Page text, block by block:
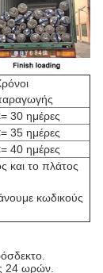
30 ημέρες
35 ημέρες
40 ημέρες
και το πλάτος
κωδικούς
24 ωρών.